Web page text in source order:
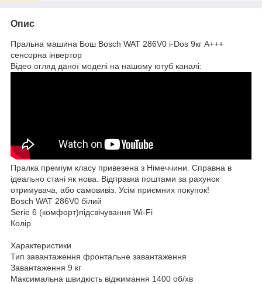
Опис
Пральна машина Бош Bosch WAT 286V0 i-Dos 9кг А+++
сенсорна інвертор
Відео огляд даної моделі на нашому ютуб каналі:
Пралка преміум класу привезена з Німеччини. Справна в
ідеально стані як нова. Відправка поштами за рахунок
отримувача, або самовивіз. Усім приємних покупок!
Bosch WAT 286V0 білий
Serie 6 (комфорт)підсвічування Wi-Fi
Колір
Характеристики
Тип завантаження фронтальне завантаження
Завантаження 9 кг
Максимальна швидкість віджимання 1400 об/хв